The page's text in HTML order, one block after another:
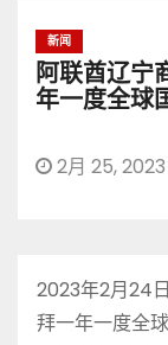
新闻
阿联酋辽宁
年一度全球
2月 25, 2023
2023年2月24
拜一年一度全